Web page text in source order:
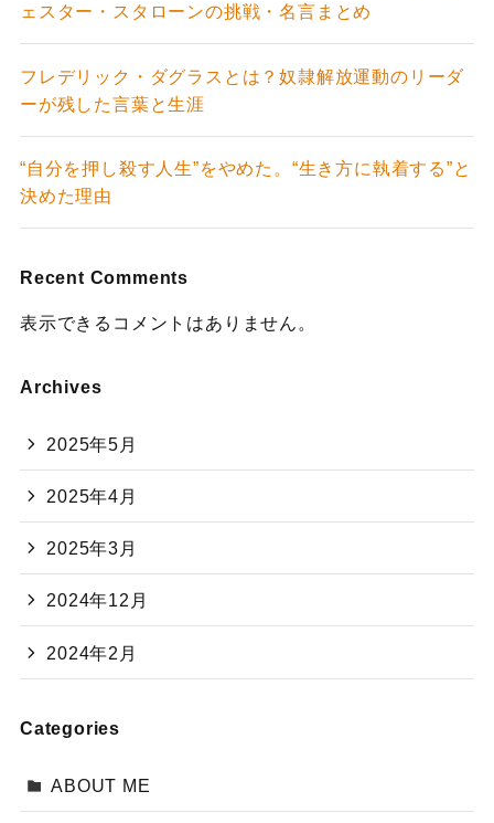
ェスター・スタローンの挑戦・名言まとめ
フレデリック・ダグラスとは？奴隷解放運動のリーダ
ーが残した言葉と生涯
“自分を押し殺す人生”をやめた。“生き方に執着する”と
決めた理由
Recent Comments
表示できるコメントはありません。
Archives
2025年5月
2025年4月
2025年3月
2024年12月
2024年2月
Categories
ABOUT ME